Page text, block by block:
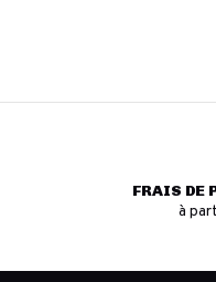
FRAIS DE
à